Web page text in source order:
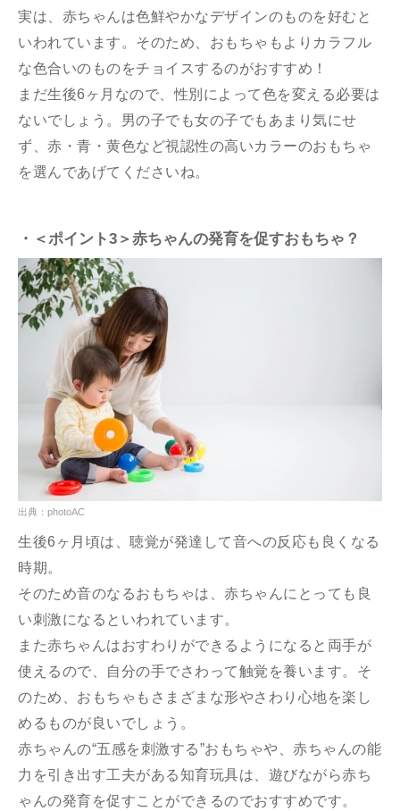
実は、赤ちゃんは色鮮やかなデザインのものを好むと
いわれています。そのため、おもちゃもよりカラフル
な色合いのものをチョイスするのがおすすめ！
まだ生後6ヶ月なので、性別によって色を変える必要は
ないでしょう。男の子でも女の子でもあまり気にせ
ず、赤・青・黄色など視認性の高いカラーのおもちゃ
を選んであげてくださいね。
・＜ポイント3＞赤ちゃんの発育を促すおもちゃ？
出典：photoAC
生後6ヶ月頃は、聴覚が発達して音への反応も良くなる
時期。
そのため音のなるおもちゃは、赤ちゃんにとっても良
い刺激になるといわれています。
また赤ちゃんはおすわりができるようになると両手が
使えるので、自分の手でさわって触覚を養います。そ
のため、おもちゃもさまざまな形やさわり心地を楽し
めるものが良いでしょう。
赤ちゃんの“五感を刺激する”おもちゃや、赤ちゃんの能
力を引き出す工夫がある知育玩具は、遊びながら赤ち
ゃんの発育を促すことができるのでおすすめです。